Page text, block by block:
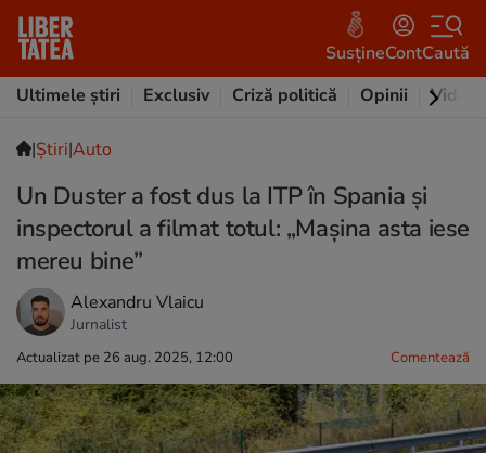
SusțineContCaută
Ultimele știri
Exclusiv Criză politică Opinii Video
|Ştiri|Auto
Un Duster a fost dus la ITP în Spania și
inspectorul a filmat totul: „Mașina asta iese
mereu bine”
Alexandru Vlaicu
Jurnalist
Actualizat pe 26 aug. 2025, 12:00 Comentează